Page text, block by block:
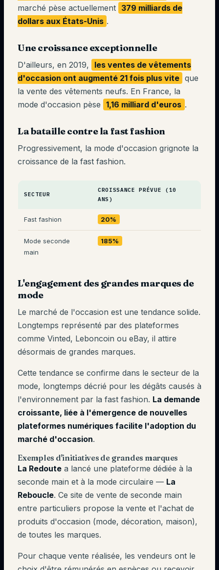
marché pèse actuellement 379 milliards de
dollars aux États-Unis .
Une croissance exceptionnelle
D'ailleurs, en 2019,
les ventes de vêtements
d'occasion ont augmenté 21 fois plus vite que
la vente des vêtements neufs. En France, la
mode d'occasion pèse
1,16 milliard d'euros .
La bataille contre la fast fashion
Progressivement, la mode d'occasion grignote la
croissance de la fast fashion.
SECTEUR
CROISSANCE PRÉVUE (10
ANS)
Fast fashion 20%
Mode seconde
main
185%
L'engagement des grandes marques de
mode
Le marché de l'occasion est une tendance solide.
Longtemps représenté par des plateformes
comme Vinted, Leboncoin ou eBay, il attire
désormais de grandes marques.
Cette tendance se confirme dans le secteur de la
mode, longtemps décrié pour les dégâts causés à
l'environnement par la fast fashion. La demande
croissante, liée à l'émergence de nouvelles
plateformes numériques facilite l'adoption du
marché d'occasion.
Exemples d'initiatives de grandes marques
La Redoute a lancé une plateforme dédiée à la
seconde main et à la mode circulaire — La
Reboucle. Ce site de vente de seconde main
entre particuliers propose la vente et l'achat de
produits d'occasion (mode, décoration, maison),
de toutes les marques.
Pour chaque vente réalisée, les vendeurs ont le